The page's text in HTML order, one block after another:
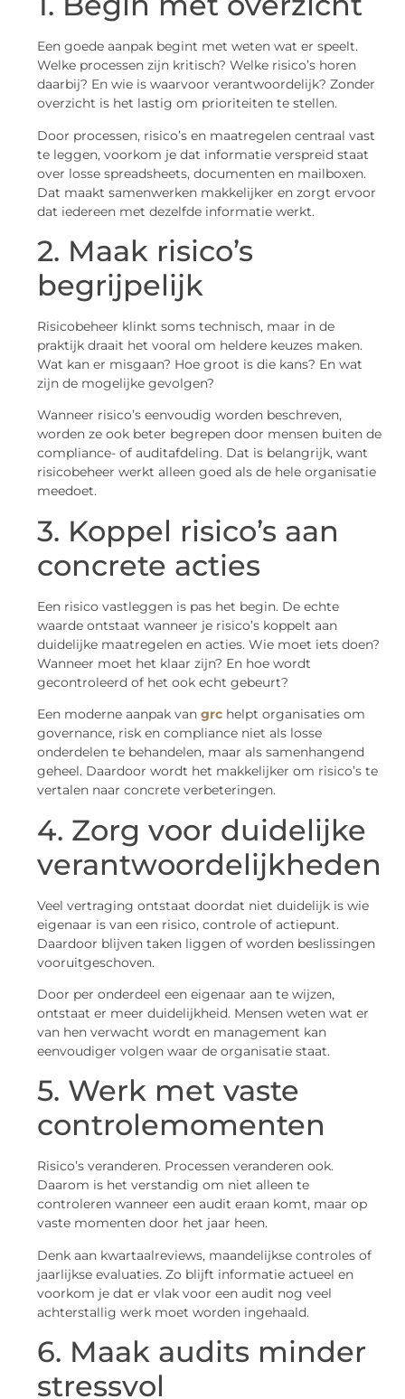
Een goede aanpak begint met weten wat er speelt.
Welke processen zijn kritisch? Welke risico’s horen
daarbij? En wie is waarvoor verantwoordelijk? Zonder
overzicht is het lastig om prioriteiten te stellen.
Door processen, risico’s en maatregelen centraal vast
te leggen, voorkom je dat informatie verspreid staat
over losse spreadsheets, documenten en mailboxen.
Dat maakt samenwerken makkelijker en zorgt ervoor
dat iedereen met dezelfde informatie werkt.
2. Maak risico’s
begrijpelijk
Risicobeheer klinkt soms technisch, maar in de
praktijk draait het vooral om heldere keuzes maken.
Wat kan er misgaan? Hoe groot is die kans? En wat
zijn de mogelijke gevolgen?
Wanneer risico’s eenvoudig worden beschreven,
worden ze ook beter begrepen door mensen buiten de
compliance- of auditafdeling. Dat is belangrijk, want
risicobeheer werkt alleen goed als de hele organisatie
meedoet.
3. Koppel risico’s aan
concrete acties
Een risico vastleggen is pas het begin. De echte
waarde ontstaat wanneer je risico’s koppelt aan
duidelijke maatregelen en acties. Wie moet iets doen?
Wanneer moet het klaar zijn? En hoe wordt
gecontroleerd of het ook echt gebeurt?
Een moderne aanpak van grc helpt organisaties om
governance, risk en compliance niet als losse
onderdelen te behandelen, maar als samenhangend
geheel. Daardoor wordt het makkelijker om risico’s te
vertalen naar concrete verbeteringen.
4. Zorg voor duidelijke
verantwoordelijkheden
Veel vertraging ontstaat doordat niet duidelijk is wie
eigenaar is van een risico, controle of actiepunt.
Daardoor blijven taken liggen of worden beslissingen
vooruitgeschoven.
Door per onderdeel een eigenaar aan te wijzen,
ontstaat er meer duidelijkheid. Mensen weten wat er
van hen verwacht wordt en management kan
eenvoudiger volgen waar de organisatie staat.
5. Werk met vaste
controlemomenten
Risico’s veranderen. Processen veranderen ook.
Daarom is het verstandig om niet alleen te
controleren wanneer een audit eraan komt, maar op
vaste momenten door het jaar heen.
Denk aan kwartaalreviews, maandelijkse controles of
jaarlijkse evaluaties. Zo blijft informatie actueel en
voorkom je dat er vlak voor een audit nog veel
achterstallig werk moet worden ingehaald.
6. Maak audits minder
stressvol